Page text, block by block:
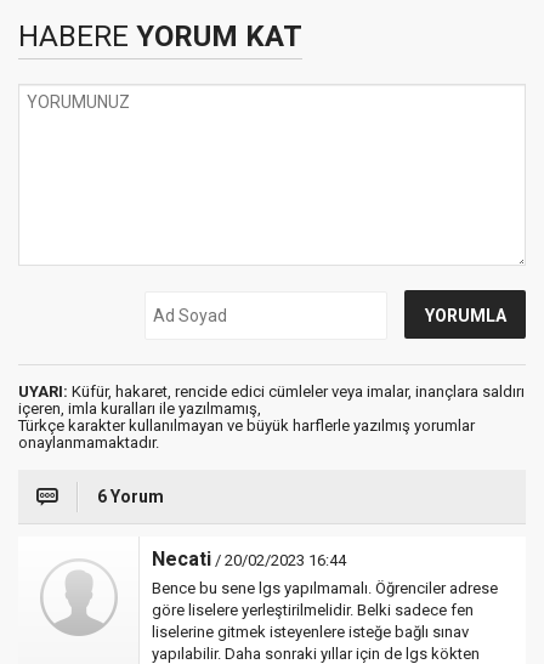
HABERE YORUM KAT
UYARI: Küfür, hakaret, rencide edici cümleler veya imalar, inançlara saldırı
içeren, imla kuralları ile yazılmamış,
Türkçe karakter kullanılmayan ve büyük harflerle yazılmış yorumlar
onaylanmamaktadır.
6 Yorum
Necati / 20/02/2023 16:44
Bence bu sene lgs yapılmamalı. Öğrenciler adrese
göre liselere yerleştirilmelidir. Belki sadece fen
liselerine gitmek isteyenlere isteğe bağlı sınav
yapılabilir. Daha sonraki yıllar için de lgs kökten